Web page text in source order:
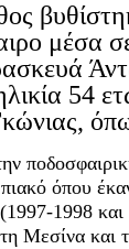
μέσα
54
όπου
1998
Μεσίνα και